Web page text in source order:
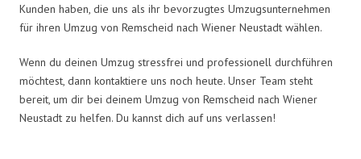
Kunden haben, die uns als ihr bevorzugtes Umzugsunternehmen
für ihren Umzug von Remscheid nach Wiener Neustadt wählen.
Wenn du deinen Umzug stressfrei und professionell durchführen
möchtest, dann kontaktiere uns noch heute. Unser Team steht
bereit, um dir bei deinem Umzug von Remscheid nach Wiener
Neustadt zu helfen. Du kannst dich auf uns verlassen!